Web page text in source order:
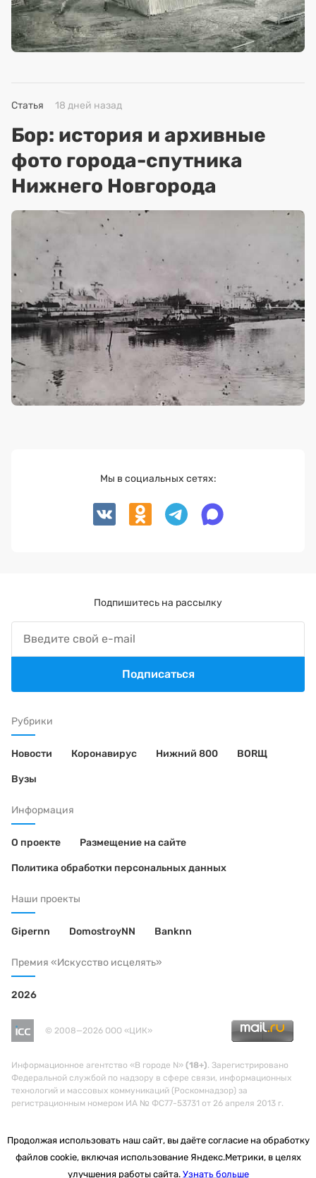
Статья 18 дней назад
Бор: история и архивные
фото города-спутника
Нижнего Новгорода
Рубрики
Новости Коронавирус Нижний 800 BORЩ
Вузы
Информация
О проекте Размещение на сайте
Политика обработки персональных данных
Наши проекты
Gipernn DomostroyNN Banknn
Премия «Искусство исцелять»
2026
© 2008—2026 ООО «ЦИК»
Информационное агентство «В городе N» (18+). Зарегистрировано
Федеральной службой по надзору в сфере связи, информационных
технологий и массовых коммуникаций (Роскомнадзор) за
регистрационным номером ИА № ФС77-53731 от 26 апреля 2013 г.
Мы в социальных сетях:
Подпишитесь на рассылку
Подписаться
Продолжая использовать наш сайт, вы даёте согласие на обработку
файлов cookie, включая использование Яндекс.Метрики, в целях
улучшения работы сайта. Узнать больше